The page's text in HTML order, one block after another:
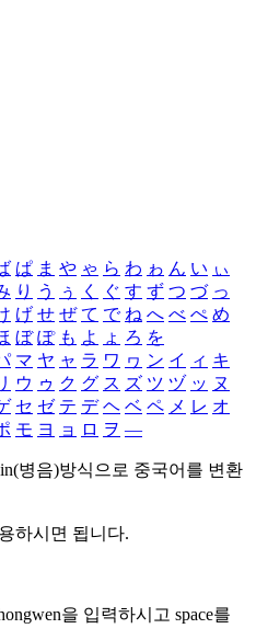
ぱ ま や ゃ ら わ ゎ ん い ぃ
り う ぅ く ぐ す ず つ づ っ
げ せ ぜ て で ね へ べ ぺ め
ぼ ぽ も よ ょ ろ を
マ ヤ ャ ラ ワ ヮ ン イ ィ キ
ウ ゥ ク グ ス ズ ツ ヅ ッ ヌ
セ ゼ テ デ ヘ ベ ペ メ レ オ
モ ヨ ョ ロ ヲ ―
병음)방식으로 중국어를 변환
하시면 됩니다.
을 입력하시고 space를